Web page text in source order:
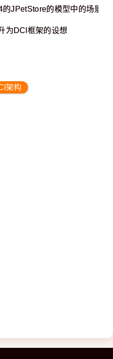
JPetStore的模型中的场景
为DCI框架的设想
架构